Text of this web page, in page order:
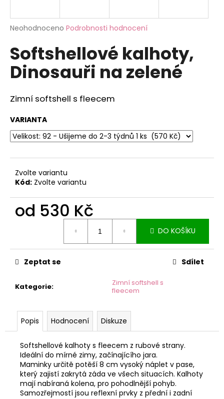
Průměrné
produktu
je
0,0
hvězdiček.
Neohodnoceno Podrobnosti hodnocení
Softshellové kalhoty,
Dinosauři na zelené
Zimní softshell s fleecem
VARIANTA
Zvolte variantu
Kód: Zvolte variantu
od 530 Kč
DO KOŠÍKU
Kategorie:
Zimní softshell s
fleecem
Zeptat se Sdílet
Popis Hodnocení Diskuze
Softshellové kalhoty s fleecem z rubové strany.
Ideální do mírné zimy, začínajícího jara.
Maminky určitě potěší 8 cm vysoký náplet v pase,
který zajistí zakrytá záda ve všech situacích. Kalhoty
mají nabíraná kolena, pro pohodlnější pohyb.
Samozřejmostí jsou reflexní prvky z přední i zadní
j
t
?
D
o
p
u
j
e
e